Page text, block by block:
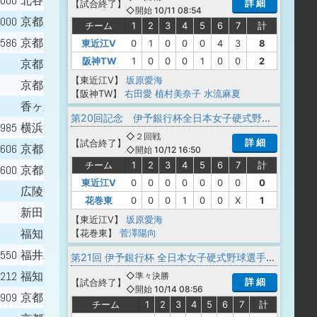
京都両洋高校 - 仏教大学
京都両洋高校 - 大阪体育大学
京都両洋高校 - 京都光華女子大学
京都両洋高校
香ヶ丘リベルテ高校 - 龍谷大学
横浜隼人高校 - 日本体育大学
京都両洋高校
京都両洋高校
広陵高校
新田高校
福知山成美高校
福井工大福井高校
福知山成美高校
京都両洋高校 - 桃山学院教育大学
【試合終了 】
◇開始 10/11 08:54
詳 細
チーム 1 2 3 4 5 6 7
計
東近江V
0 1 0 0 0 4 3
8
阪神TW
1 0 0 0 1 0 0
2
【東近江V】
坂原愛海
【阪神TW】
右田愛 植村美奈子 水流麻夏
第20回記念 伊予銀行杯全日本女子硬式野球選手権大会
【試合終了 】
◇２回戦
◇開始 10/12 16:50
詳 細
チーム 1 2 3 4 5 6 7
計
東近江V
0 0 0 0 0 0 0
0
花巻東
0 0 0 1 0 0 X
1
【東近江V】
坂原愛海
【花巻東】
菅澤陽向
第21回 伊予銀行杯 全日本女子硬式野球選手権大会
【試合終了 】
◇準々決勝
◇開始 10/14 08:56
詳 細
チーム 1 2 3 4 5 6 7
計